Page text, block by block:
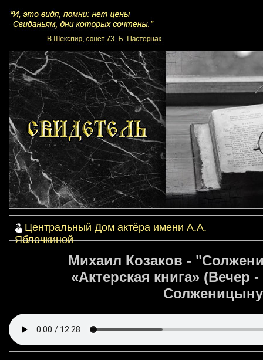
Центральный Дом актёра имени А.А.
Яблочкиной
Михаил Козаков -
«Актерская книга»
Солженицыну